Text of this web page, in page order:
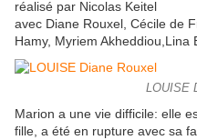
réalisé par Nicolas Keitel
avec Diane Rouxel, Cécile de
Hamy, Myriem Akheddiou,Lina
LOUISE
Marion a une vie difficile: elle
fille, a été en rupture avec sa